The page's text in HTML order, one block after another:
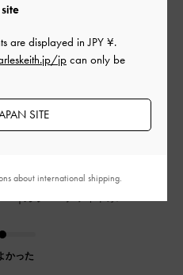
チャックのないポケットが付
トなので適当にポイッと入れ
両手空けて歩けるのが最高で
が横長なおかげか思ったより
かった
are displayed inJPY ¥.
jpcan only be
SITE
about international shipping.